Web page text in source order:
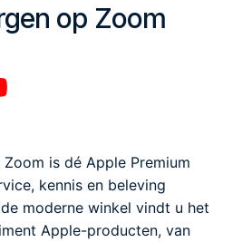
op Zoom
is dé Apple Premium
kennis en beleving
moderne winkel vindt u het
Apple-producten, van